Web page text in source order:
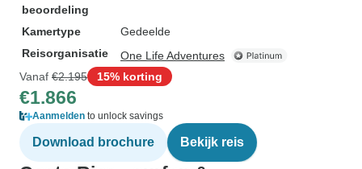
beoordeling
Kamertype
Gedeelde
Reisorganisatie
One Life Adventures
Vanaf €2.195 15% korting
€1.866
Aanmelden to unlock savings
Download brochure Bekijk reis